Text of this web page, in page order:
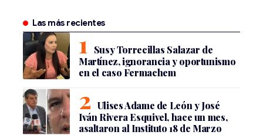
Las más recientes
Susy Torrecillas Salazar de
Martínez, ignorancia y oportunismo
en el caso Fermachem
Ulises Adame de León y José
Iván Rivera Esquivel, hace un mes,
asaltaron al Instituto 18 de Marzo